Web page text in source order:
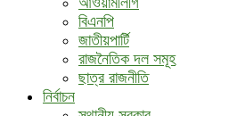
বিএনপি
জাতীয়পার্টি
রাজনৈতিক দল সমূহ
ছাত্র রাজনীতি
নির্বাচন